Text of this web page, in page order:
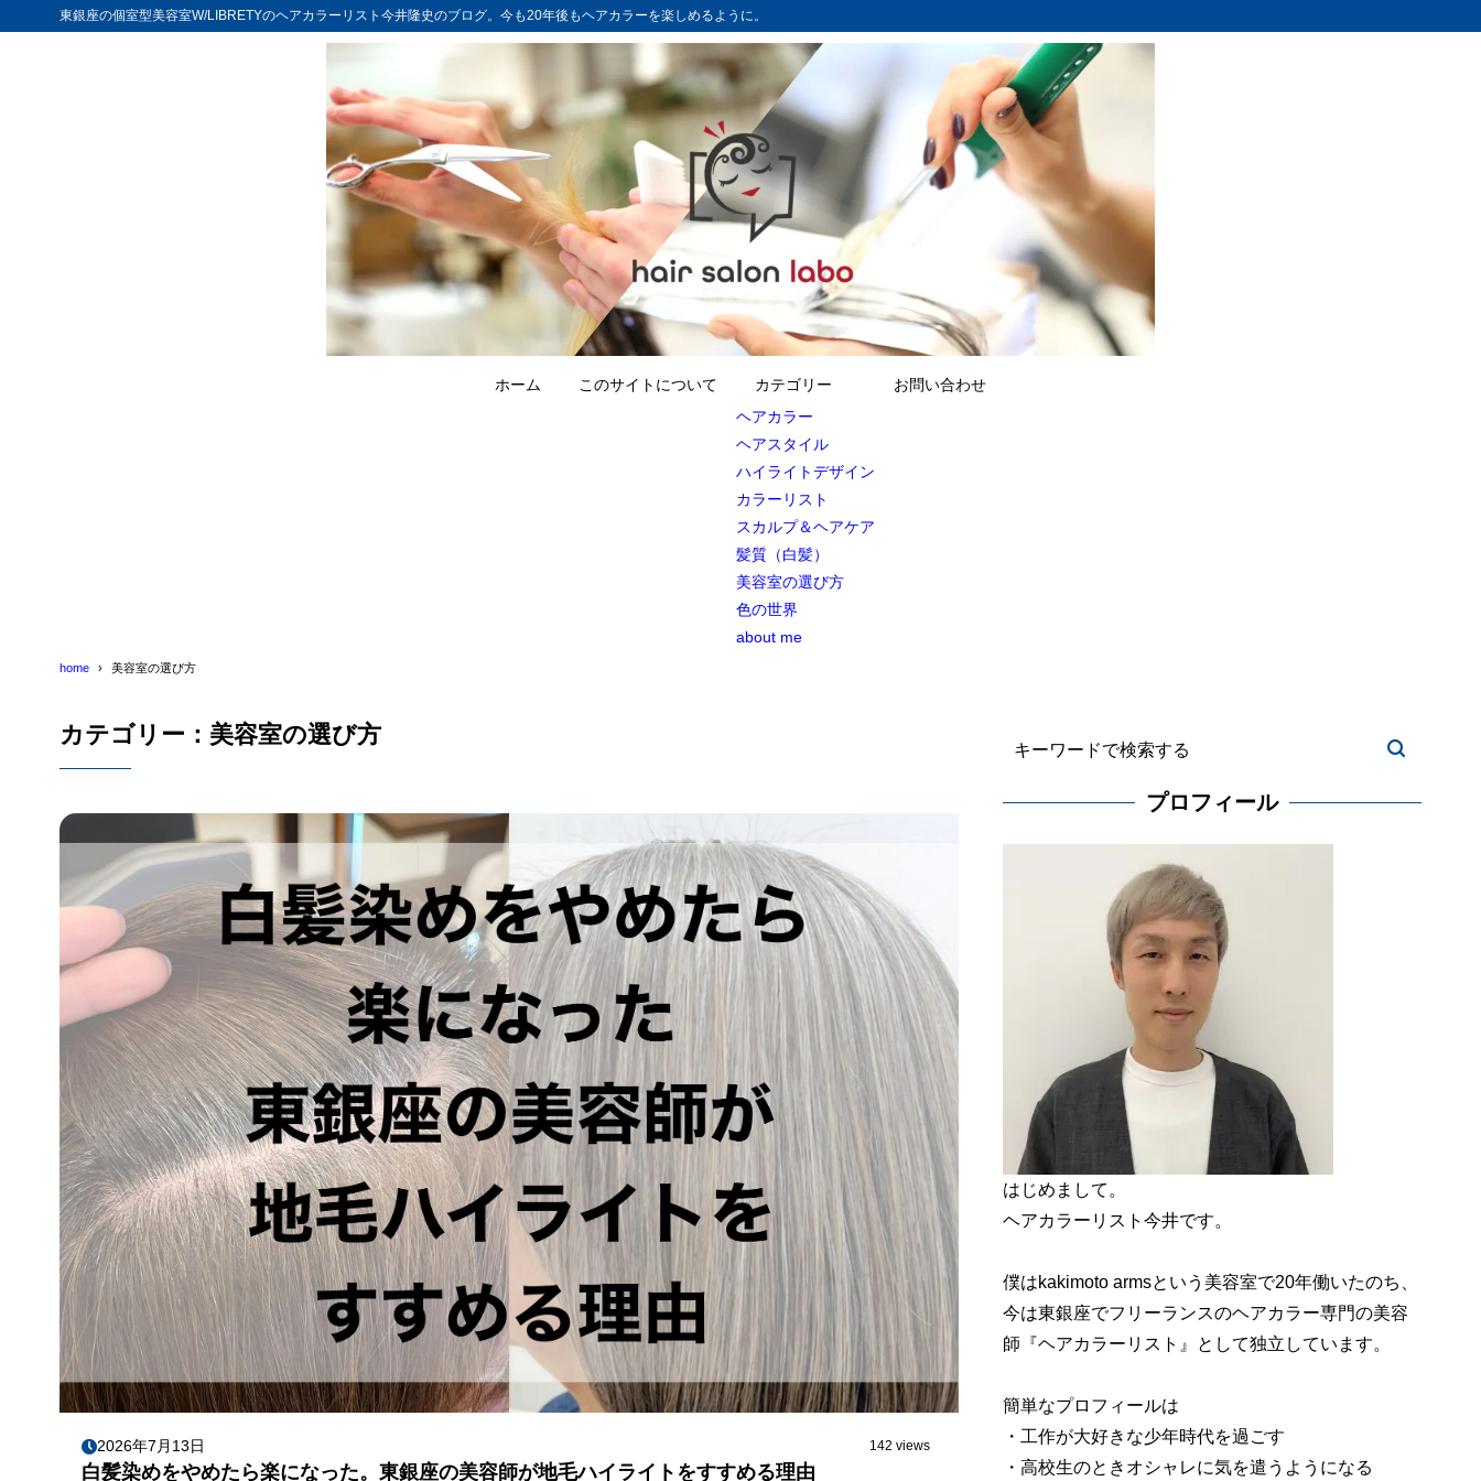
東銀座の個室型美容室W/LIBRETYのヘアカラーリスト今井隆史のブログ。今も20年後もヘアカラーを楽しめるように。
ホーム このサイトについて
カテゴリー
ヘアカラー
ヘアスタイル
ハイライトデザイン
カラーリスト
スカルプ＆ヘアケア
髪質（白髪）
美容室の選び方
色の世界
about me
お問い合わせ
home 美容室の選び方
カテゴリー：美容室の選び方
2026年7月13日 142 views
白髪染めをやめたら楽になった。東銀座の美容師が地毛ハイライトをすすめる理由
プロフィール
はじめまして。
ヘアカラーリスト今井です。
僕はkakimoto armsという美容室で20年働いたのち、
今は東銀座でフリーランスのヘアカラー専門の美容
師『ヘアカラーリスト』として独立しています。
簡単なプロフィールは
・工作が大好きな少年時代を過ごす
・高校生のときオシャレに気を遣うようになる